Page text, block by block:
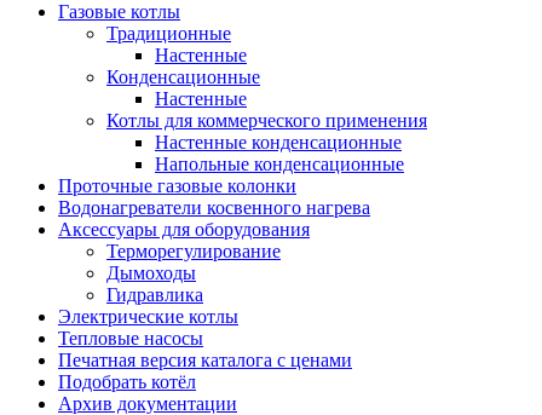
Газовые котлы
Традиционные
Настенные
Конденсационные
Настенные
Котлы для коммерческого применения
Настенные конденсационные
Напольные конденсационные
Проточные газовые колонки
Водонагреватели косвенного нагрева
Аксессуары для оборудования
Терморегулирование
Дымоходы
Гидравлика
Электрические котлы
Тепловые насосы
Печатная версия каталога с ценами
Подобрать котёл
Архив документации